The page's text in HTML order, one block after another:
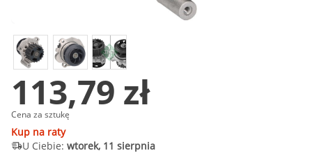
113,79 zł
Cena za sztukę
Kup na raty
U Ciebie: wtorek, 11 sierpnia